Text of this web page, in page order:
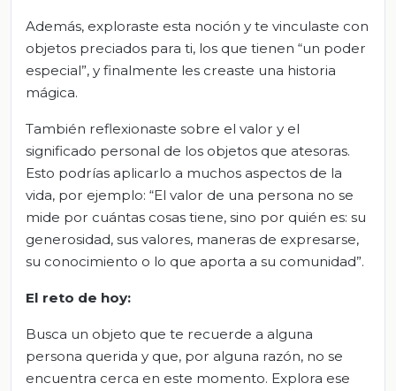
Además, exploraste esta noción y te vinculaste con
objetos preciados para ti, los que tienen “un poder
especial”, y finalmente les creaste una historia
mágica.
También reflexionaste sobre el valor y el
significado personal de los objetos que atesoras.
Esto podrías aplicarlo a muchos aspectos de la
vida, por ejemplo: “El valor de una persona no se
mide por cuántas cosas tiene, sino por quién es: su
generosidad, sus valores, maneras de expresarse,
su conocimiento o lo que aporta a su comunidad”.
El reto de hoy:
Busca un objeto que te recuerde a alguna
persona querida y que, por alguna razón, no se
encuentra cerca en este momento. Explora ese